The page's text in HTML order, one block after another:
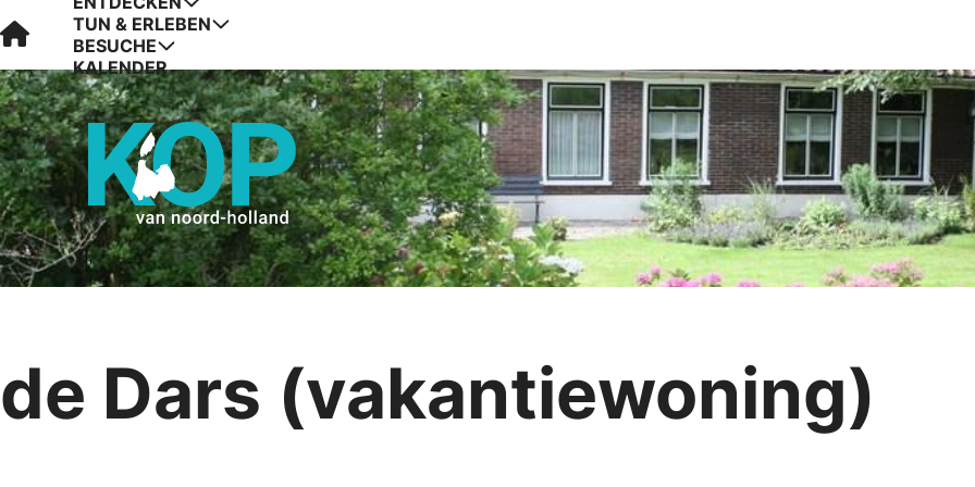
Visit Kop van Holland
TUN & ERLEBEN
BESUCHE
KALENDER
de Dars (vakantiewoning)